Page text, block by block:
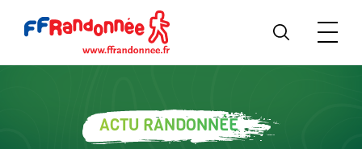
ACTU RANDONNÉE